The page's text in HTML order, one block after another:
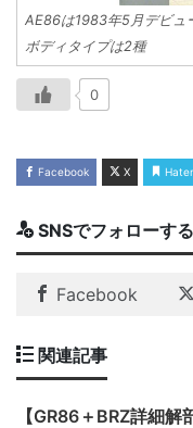
AE86は1983年5月デビ
ボディタイプは2種
0
Facebook X
SNSでフォローする
Facebook
関連記事
【GR86＋BRZ詳細解